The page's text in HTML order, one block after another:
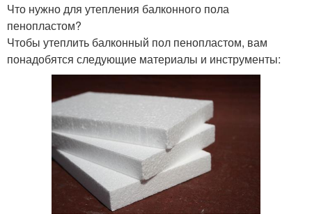
Что нужно для утепления балконного пола
пенопластом?
Чтобы утеплить балконный пол пенопластом, вам
понадобятся следующие материалы и инструменты: